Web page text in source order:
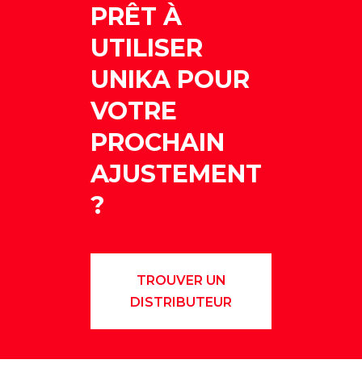
PRÊT À
UTILISER
UNIKA POUR
VOTRE
PROCHAIN
AJUSTEMENT
?
TROUVER UN
DISTRIBUTEUR